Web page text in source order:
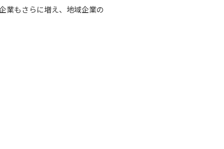
業もさらに増え、地域企業の